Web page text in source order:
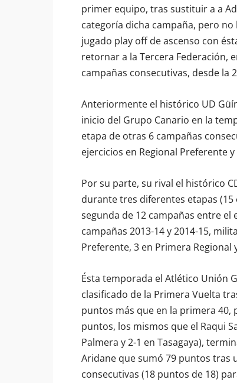
primer equipo, tras sustituir a a
categoría dicha campaña, pero no
jugado play off de ascenso con
retornar a la Tercera Federación,
campañas consecutivas, desde la
Anteriormente el histórico UD
inicio del Grupo Canario en la
etapa de otras 6 campañas
ejercicios en Regional Preferente
Por su parte, su rival el histórico
durante tres diferentes etapas (15
segunda de 12 campañas entre el
campañas 2013-14 y 2014-15,
Preferente, 3 en Primera Regional
Ésta temporada el Atlético Unión
clasificado de la Primera Vuelta
puntos más que en la primera 40,
puntos, los mismos que el Raqui
Palmera y 2-1 en Tasagaya),
Aridane que sumó 79 puntos tras
consecutivas (18 puntos de 18)